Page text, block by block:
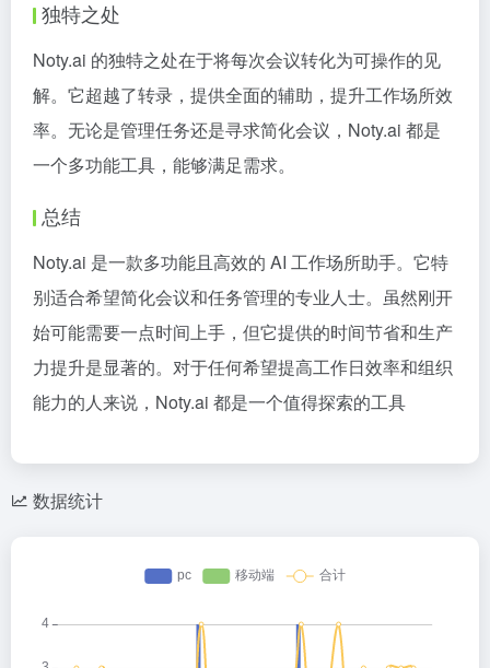
独特之处
Noty.ai 的独特之处在于将每次会议转化为可操作的见
解。它超越了转录，提供全面的辅助，提升工作场所效
率。无论是管理任务还是寻求简化会议，Noty.ai 都是
一个多功能工具，能够满足需求。
总结
Noty.ai 是一款多功能且高效的 AI 工作场所助手。它特
别适合希望简化会议和任务管理的专业人士。虽然刚开
始可能需要一点时间上手，但它提供的时间节省和生产
力提升是显著的。对于任何希望提高工作日效率和组织
能力的人来说，Noty.ai 都是一个值得探索的工具
数据统计